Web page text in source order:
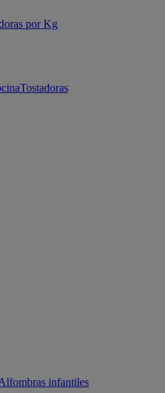
por Kg
Tostadoras
infantiles